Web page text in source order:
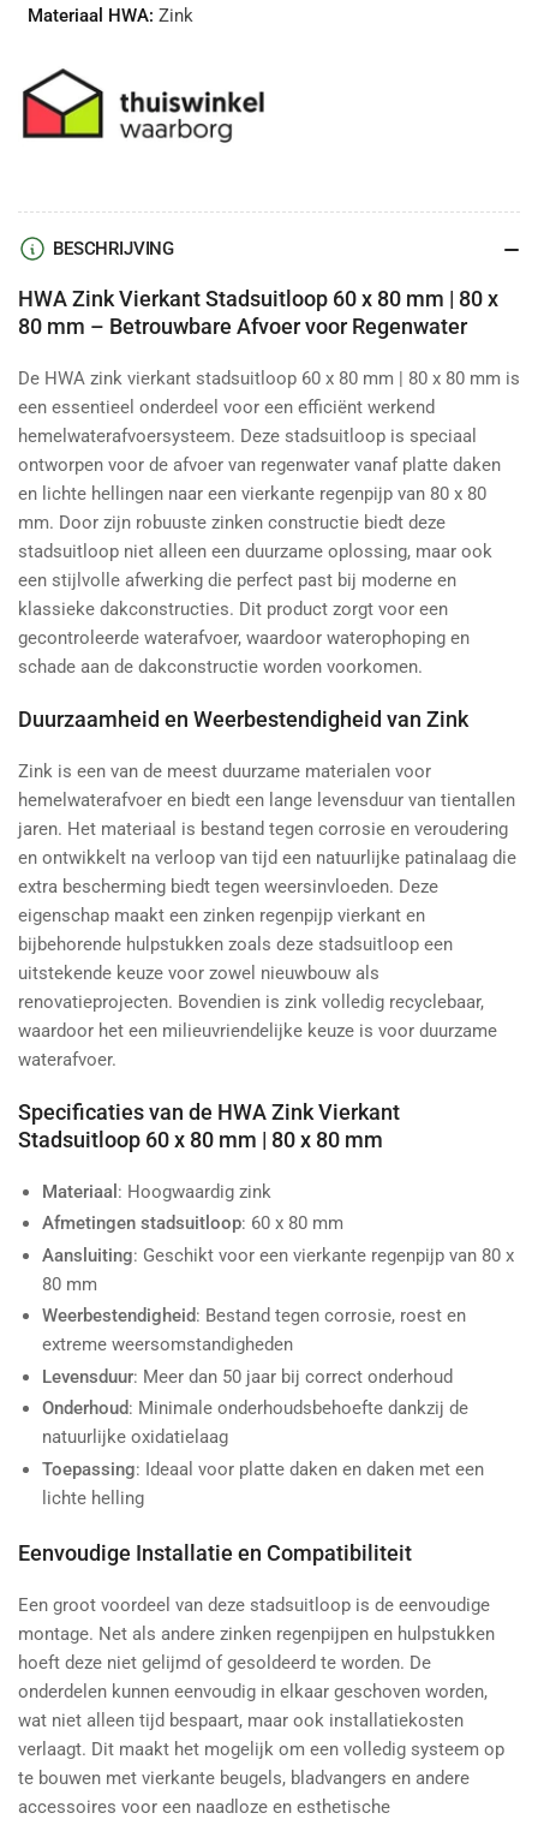
Materiaal HWA: Zink
BESCHRIJVING
HWA Zink Vierkant Stadsuitloop 60 x 80 mm | 80 x
80 mm – Betrouwbare Afvoer voor Regenwater
De HWA zink vierkant stadsuitloop 60 x 80 mm | 80 x 80 mm is
een essentieel onderdeel voor een efficiënt werkend
hemelwaterafvoersysteem. Deze stadsuitloop is speciaal
ontworpen voor de afvoer van regenwater vanaf platte daken
en lichte hellingen naar een vierkante regenpijp van 80 x 80
mm. Door zijn robuuste zinken constructie biedt deze
stadsuitloop niet alleen een duurzame oplossing, maar ook
een stijlvolle afwerking die perfect past bij moderne en
klassieke dakconstructies. Dit product zorgt voor een
gecontroleerde waterafvoer, waardoor waterophoping en
schade aan de dakconstructie worden voorkomen.
Duurzaamheid en Weerbestendigheid van Zink
Zink is een van de meest duurzame materialen voor
hemelwaterafvoer en biedt een lange levensduur van tientallen
jaren. Het materiaal is bestand tegen corrosie en veroudering
en ontwikkelt na verloop van tijd een natuurlijke patinalaag die
extra bescherming biedt tegen weersinvloeden. Deze
eigenschap maakt een zinken regenpijp vierkant en
bijbehorende hulpstukken zoals deze stadsuitloop een
uitstekende keuze voor zowel nieuwbouw als
renovatieprojecten. Bovendien is zink volledig recyclebaar,
waardoor het een milieuvriendelijke keuze is voor duurzame
waterafvoer.
Specificaties van de HWA Zink Vierkant
Stadsuitloop 60 x 80 mm | 80 x 80 mm
Materiaal : Hoogwaardig zink
Afmetingen stadsuitloop: 60 x 80 mm
Aansluiting: Geschikt voor een vierkante regenpijp van 80 x
80 mm
Weerbestendigheid: Bestand tegen corrosie, roest en
extreme weersomstandigheden
Levensduur: Meer dan 50 jaar bij correct onderhoud
Onderhoud: Minimale onderhoudsbehoefte dankzij de
natuurlijke oxidatielaag
Toepassing: Ideaal voor platte daken en daken met een
lichte helling
Eenvoudige Installatie en Compatibiliteit
Een groot voordeel van deze stadsuitloop is de eenvoudige
montage. Net als andere zinken regenpijpen en hulpstukken
hoeft deze niet gelijmd of gesoldeerd te worden. De
onderdelen kunnen eenvoudig in elkaar geschoven worden,
wat niet alleen tijd bespaart, maar ook installatiekosten
verlaagt. Dit maakt het mogelijk om een volledig systeem op
te bouwen met vierkante beugels, bladvangers en andere
accessoires voor een naadloze en esthetische